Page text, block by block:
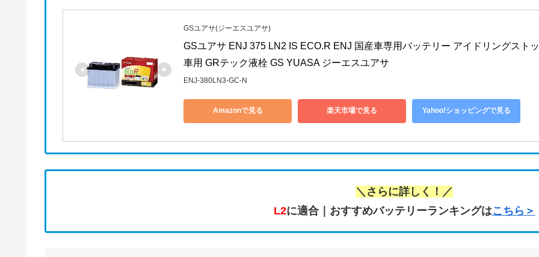
GSユアサ(ジーエスユアサ)
GSユアサ ENJ 375 LN2 IS ECO.R ENJ 国産車専用バッテリー アイドリングスト
車用 GRテック液栓 GS YUASA ジーエスユアサ
ENJ-380LN3-GC-N
Amazonで見る 楽天市場で見る Yahoo!ショッピングで見る
＼さらに詳しく！／
L2に適合｜おすすめバッテリーランキングはこちら＞